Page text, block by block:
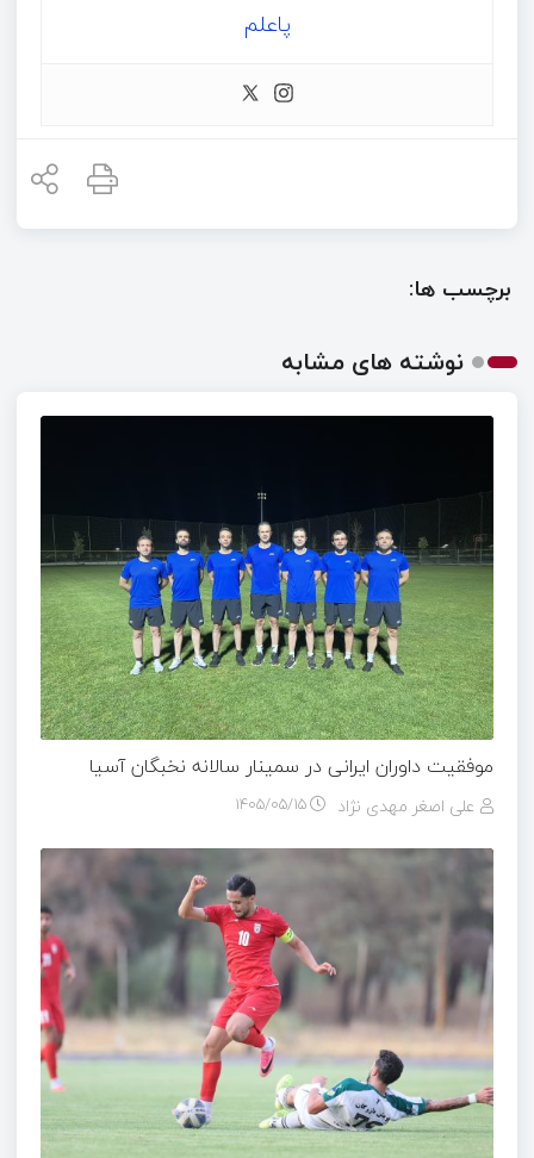
پاعلم
برچسب ها:
نوشته های مشابه
موفقیت داوران ایرانی در سمینار سالانه نخبگان آسیا
علی اصغر مهدی نژاد ۱۴۰۵/۰۵/۱۵